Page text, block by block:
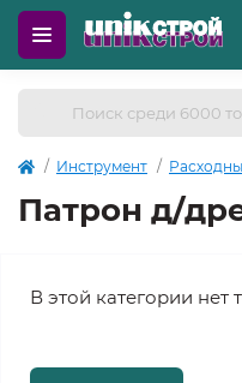
Инструмент
Патрон д/
В этой категории нет